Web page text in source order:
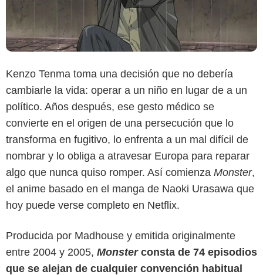
Kenzo Tenma toma una decisión que no debería
cambiarle la vida: operar a un niño en lugar de a un
político. Años después, ese gesto médico se
convierte en el origen de una persecución que lo
transforma en fugitivo, lo enfrenta a un mal difícil de
nombrar y lo obliga a atravesar Europa para reparar
algo que nunca quiso romper. Así comienza Monster,
el anime basado en el manga de Naoki Urasawa que
hoy puede verse completo en Netflix.
Producida por Madhouse y emitida originalmente
entre 2004 y 2005, Monsterconsta de 74 episodios
que se alejan de cualquier convención habitual